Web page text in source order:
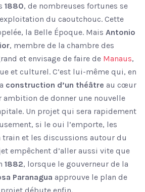
1880, de nombreuses fortunes se
du caoutchouc. Cette
la Belle Époque. Mais Antonio
, membre de la chambre des
et envisage de faire de Manaus,
et culturel. C’est lui-même qui, en
construction d’un théâtre au cœur
ambition de donner une nouvelle
Un projet qui sera rapidement
si le oui l’emporte, les
et les discussions autour du
empêchent d’aller aussi vite que
1882, lorsque le gouverneur de la
Paranagua approuve le plan de
débute enfin.